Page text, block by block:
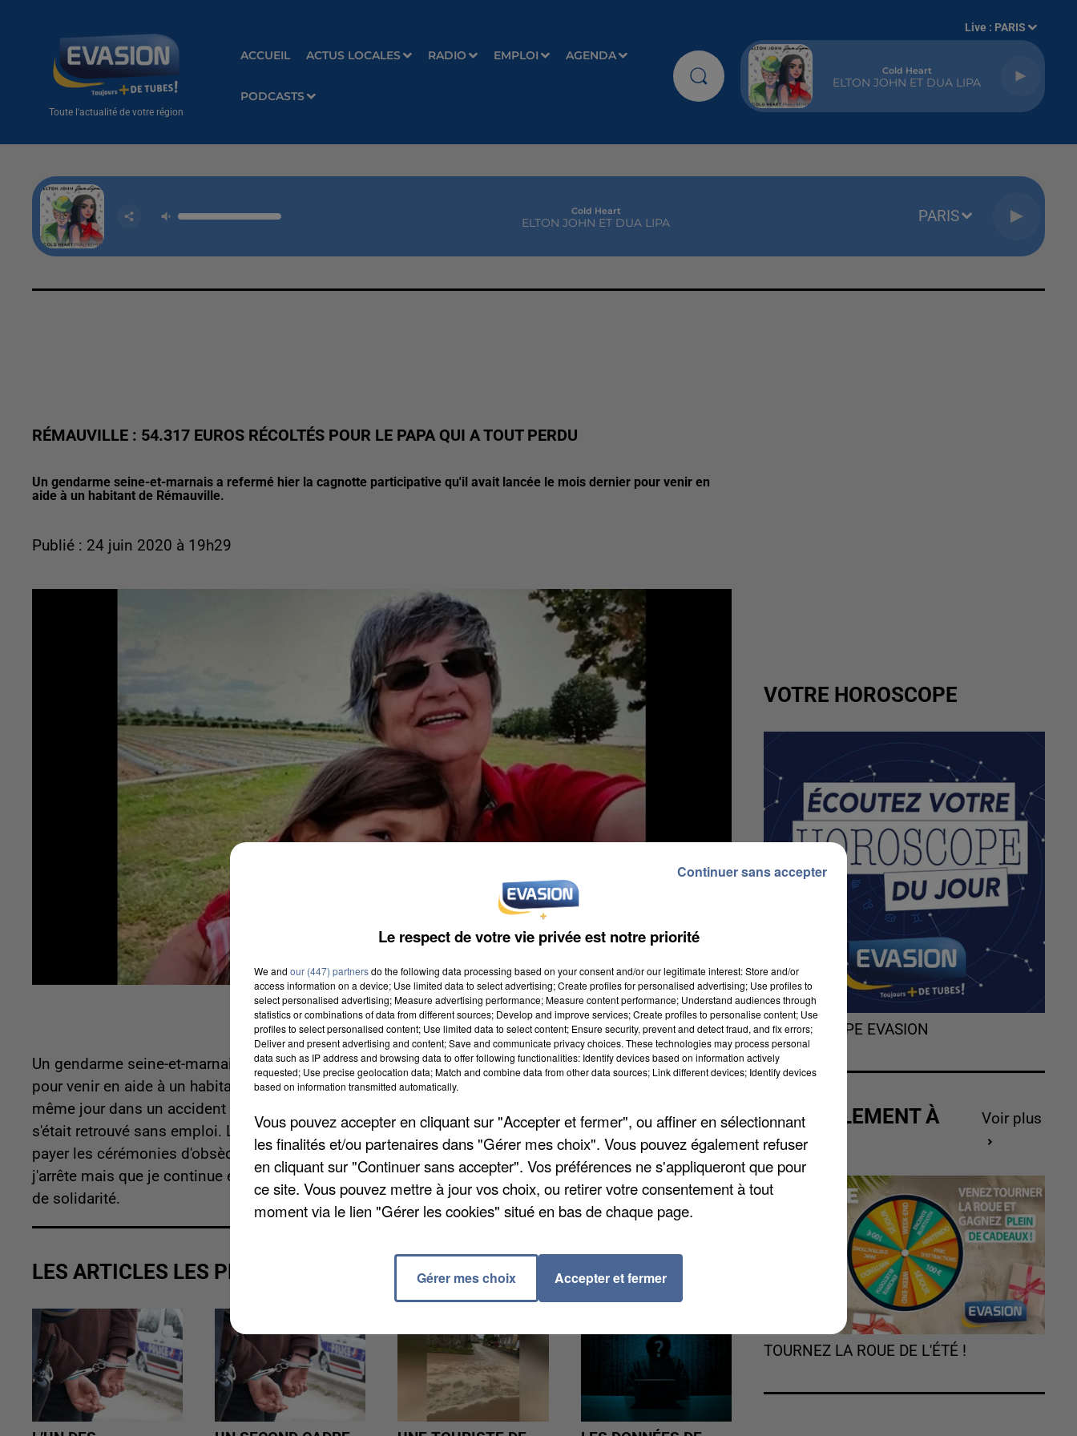
Toute l'actualité de votre région
ACCUEIL ACTUS LOCALES RADIO EMPLOI AGENDA
PODCASTS
Live : PARIS
Cold Heart
ELTON JOHN ET DUA LIPA
Cold Heart
ELTON JOHN ET DUA LIPA PARIS
RÉMAUVILLE : 54.317 EUROS RÉCOLTÉS POUR LE PAPA QUI A TOUT PERDU
Un gendarme seine-et-marnais a refermé hier la cagnotte participative qu'il avait lancée le mois dernier pour venir en
aide à un habitant de Rémauville.
Publié : 24 juin 2020 à 19h29
Un gendarme seine-et-marnais a refermé hier la cagnotte participative qu'il avait lancée le mois dernier
pour venir en aide à un habitant de Rémauville. Ce père de famille a perdu sa mère et sa fillette le
même jour dans un accident de voiture le 30 mai à Poligny. Sa femme était morte un an plus tôt et il
s'était retrouvé sans emploi. La générosité des 2.395 participants à cette cagnotte lui a permis de
payer les cérémonies d'obsèques ainsi que son déménagement. « Elles ne voudraient pas que
j'arrête mais que je continue et c'est ce que je vais faire », a confié le papa, encore stupéfait de cet élan
de solidarité.
LES ARTICLES LES PLUS VUS
VOTRE HOROSCOPE
L'HOROSCOPE EVASION
ACTUELLEMENT À
GAGNER
Voir plus
TOURNEZ LA ROUE DE L'ÉTÉ !
Le respect de votre vie privée est notre priorité
We and our (447) partnersdo the following data processing based on your consent and/or our legitimate interest: Store and/or
access information on a device; Use limited data to select advertising; Create profiles for personalised advertising; Use profiles to
select personalised advertising; Measure advertising performance; Measure content performance; Understand audiences through
statistics or combinations of data from different sources; Develop and improve services; Create profiles to personalise content; Use
profiles to select personalised content; Use limited data to select content; Ensure security, prevent and detect fraud, and fix errors;
Deliver and present advertising and content; Save and communicate privacy choices. These technologies may process personal
data such as IP address and browsing data to offer following functionalities: Identify devices based on information actively
requested; Use precise geolocation data; Match and combine data from other data sources; Link different devices; Identify devices
based on information transmitted automatically.
Vous pouvez accepter en cliquant sur "Accepter et fermer", ou affiner en sélectionnant
les finalités et/ou partenaires dans "Gérer mes choix". Vous pouvez également refuser
en cliquant sur "Continuer sans accepter". Vos préférences ne s'appliqueront que pour
ce site. Vous pouvez mettre à jour vos choix, ou retirer votre consentement à tout
moment via le lien "Gérer les cookies" situé en bas de chaque page.
Gérer mes choix Accepter et fermer
Continuer sans accepter